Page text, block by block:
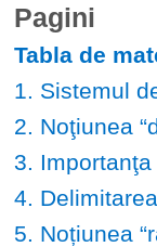
Pagini
Tabla de
1. Sistemul
2. Noţiunea
3.
4.
5. Noțiunea